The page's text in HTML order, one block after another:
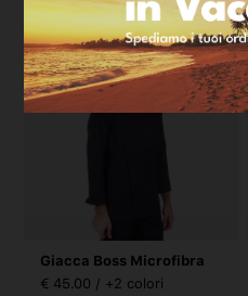
Giacca Boss Microfibra
€ 45.00 / +2 colori